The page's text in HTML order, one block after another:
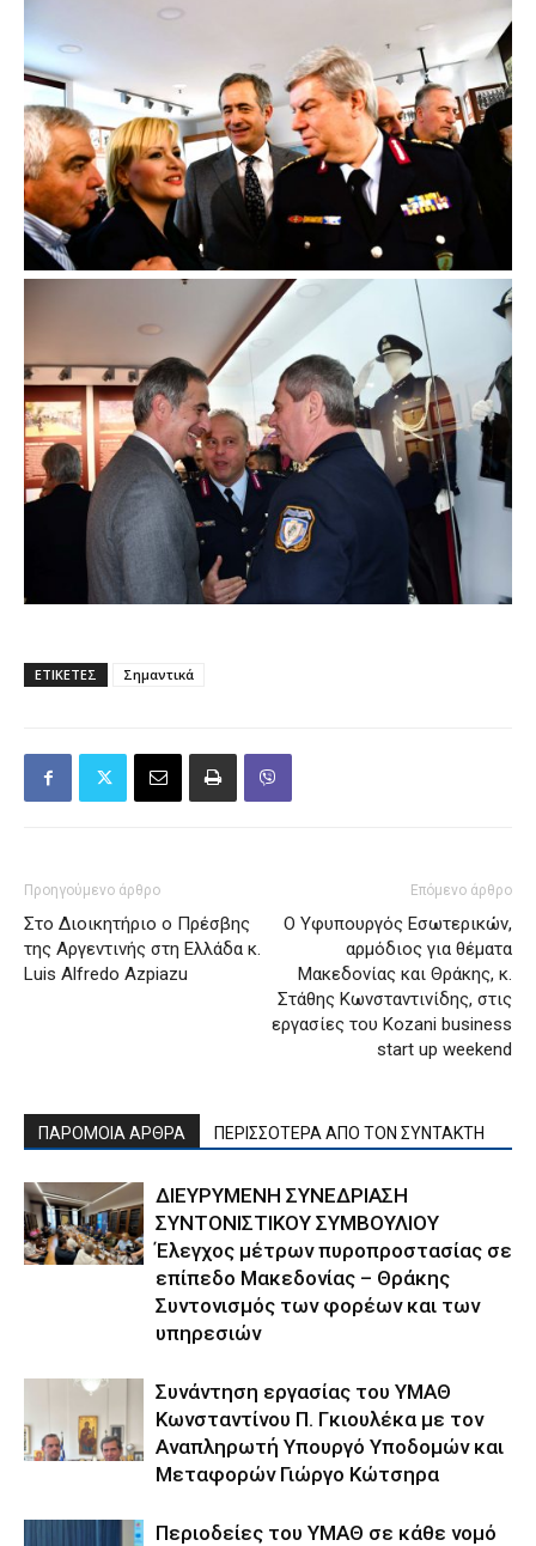
ΕΤΙΚΕΤΕΣ Σημαντικά
Προηγούμενο άρθρο
Στο Διοικητήριο ο Πρέσβης
της Αργεντινής στη Ελλάδα κ.
Luis Alfredo Azpiazu
Επόμενο άρθρο
Ο Υφυπουργός Εσωτερικών,
αρμόδιος για θέματα
Μακεδονίας και Θράκης, κ.
Στάθης Κωνσταντινίδης, στις
εργασίες του Kozani business
start up weekend
ΠΑΡΟΜΟΙΑ ΑΡΘΡΑ ΠΕΡΙΣΣΟΤΕΡΑ ΑΠΟ ΤΟΝ ΣΥΝΤΑΚΤΗ
ΔΙΕΥΡΥΜΕΝΗ ΣΥΝΕΔΡΙΑΣΗ
ΣΥΝΤΟΝΙΣΤΙΚΟΥ ΣΥΜΒΟΥΛΙΟΥ
Έλεγχος μέτρων πυροπροστασίας σε
επίπεδο Μακεδονίας – Θράκης
Συντονισμός των φορέων και των
υπηρεσιών
Συνάντηση εργασίας του ΥΜΑΘ
Κωνσταντίνου Π. Γκιουλέκα με τον
Αναπληρωτή Υπουργό Υποδομών και
Μεταφορών Γιώργο Κώτσηρα
Περιοδείες του ΥΜΑΘ σε κάθε νομό